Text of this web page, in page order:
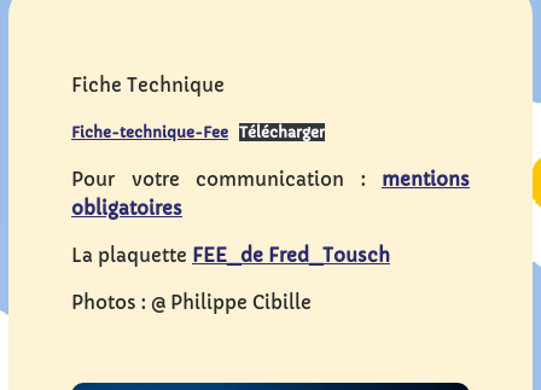
Fiche Technique
Fiche-technique-Fee Télécharger
Pour votre communication : mentions
obligatoires
La plaquette FEE_de Fred_Tousch
Photos : @ Philippe Cibille